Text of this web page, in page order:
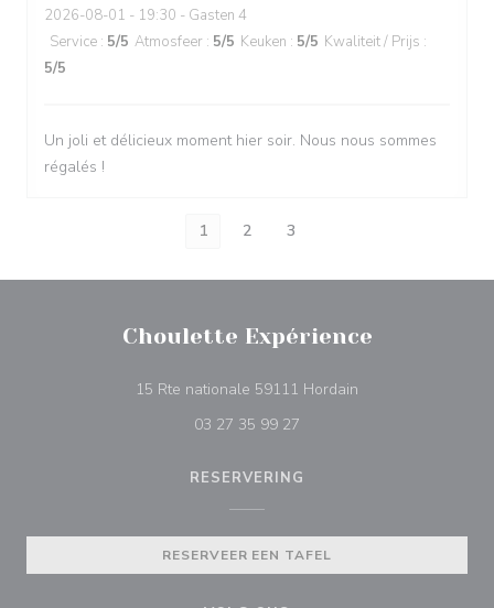
2026-08-01 - 19:30 - Gasten 4
Service : 5/5 Atmosfeer : 5/5 Keuken : 5/5 Kwaliteit / Prijs :
5/5
Un joli et délicieux moment hier soir. Nous nous sommes
régalés !
1 2 3
Choulette Expérience
15 Rte nationale 59111 Hordain
03 27 35 99 27
RESERVERING
RESERVEER EEN TAFEL